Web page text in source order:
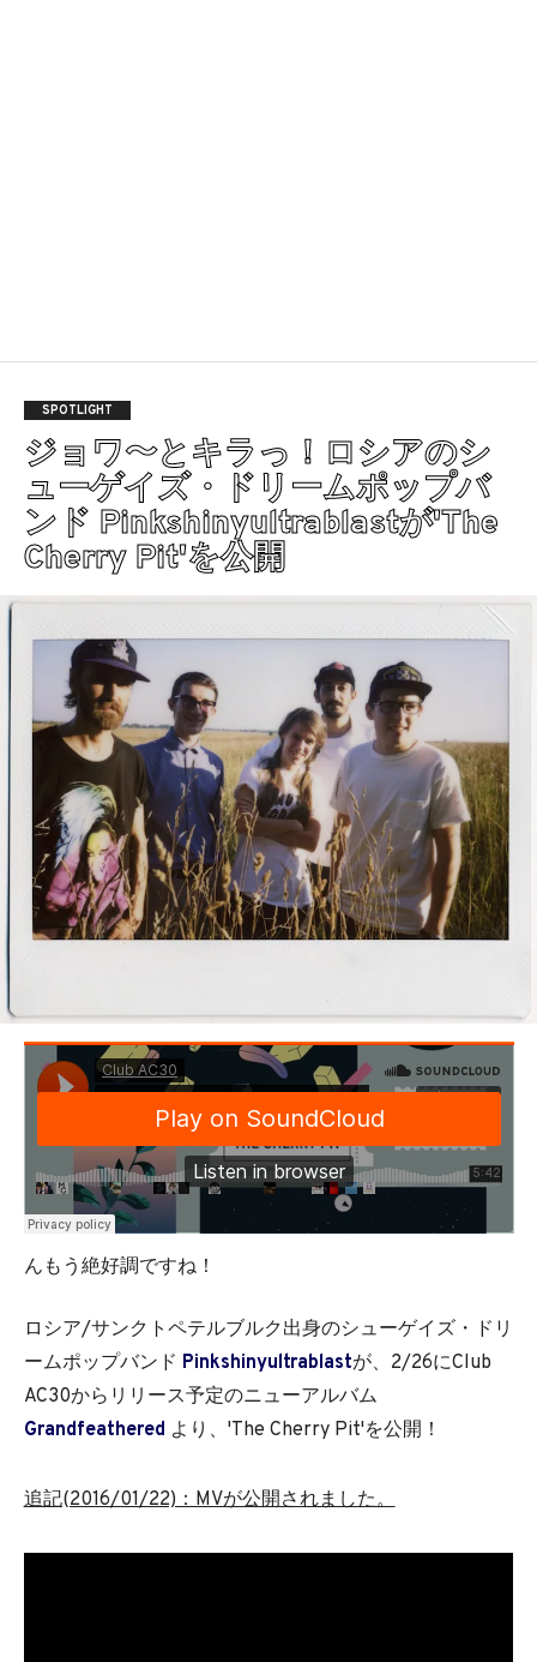
SPOTLIGHT
ジョワ〜とキラっ！ロシアのシ
ューゲイズ・ドリームポップバ
ンド Pinkshinyultrablastが'The
Cherry Pit'を公開
んもう絶好調ですね！
ロシア/サンクトペテルブルク出身のシューゲイズ・ドリ
ームポップバンド Pinkshinyultrablastが、2/26にClub
AC30からリリース予定のニューアルバム
Grandfeathered より、'The Cherry Pit'を公開！
追記(2016/01/22)：MVが公開されました。